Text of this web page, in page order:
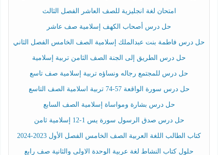
امتحان لغة انجليزية للصف العاشر الفصل الثالث
حل درس أصحاب الكهف إسلامية صف عاشر
حل درس فاطمة بنت عبدالملك إسلامية الصف الخامس الفصل الثاني
حل درس الطريق إلى الجنة الصف الثامن تربية إسلامية
حل درس للمجتمع رجاله ونساؤه تربية إسلامية صف تاسع
حل درس سورة الواقعة 57-74 تربية اسلامية الصف التاسع
حل درس بشارة ومواساة إسلامية الصف السابع
حل درس صدق الرسول سورة يس 1-12 إسلامية ثامن
كتاب الطالب اللغة العربية الصف الخامس الفصل الأول 2023-2024
حلول كتاب النشاط لغة عربية الوحدة الاولى والثانية صف رابع